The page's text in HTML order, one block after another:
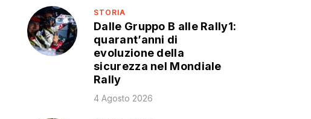
STORIA
Dalle Gruppo B alle Rally1:
quarant’anni di
evoluzione della
sicurezza nel Mondiale
Rally
4 Agosto 2026